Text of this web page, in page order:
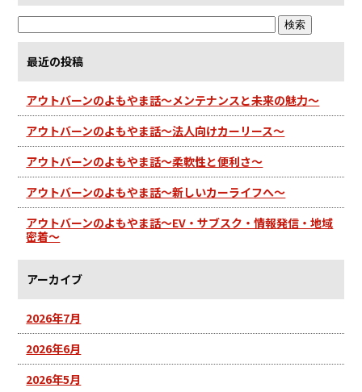
最近の投稿
アウトバーンのよもやま話～メンテナンスと未来の魅力～
アウトバーンのよもやま話～法人向けカーリース～
アウトバーンのよもやま話～柔軟性と便利さ～
アウトバーンのよもやま話～新しいカーライフへ～
アウトバーンのよもやま話～EV・サブスク・情報発信・地域
密着～
アーカイブ
2026年7月
2026年6月
2026年5月